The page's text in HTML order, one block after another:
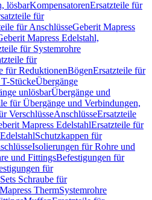
lösbarKompensatorenErsatzteile für
für
für AnschlüsseGeberit Mapress
Mapress Edelstahl,
für Systemrohre
für
für ReduktionenBögenErsatzteile für
StückeÜbergänge
unlösbarÜbergänge und
für Übergänge und Verbindungen,
VerschlüsseAnschlüsseErsatzteile
Mapress EdelstahlErsatzteile für
Schutzkappen für
Isolierungen für Rohre und
und FittingsBefestigungen für
für
Sets Schraube für
ThermSystemrohre